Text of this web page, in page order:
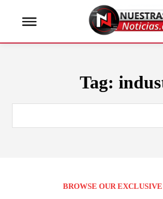
Tag:
BROWSE OUR